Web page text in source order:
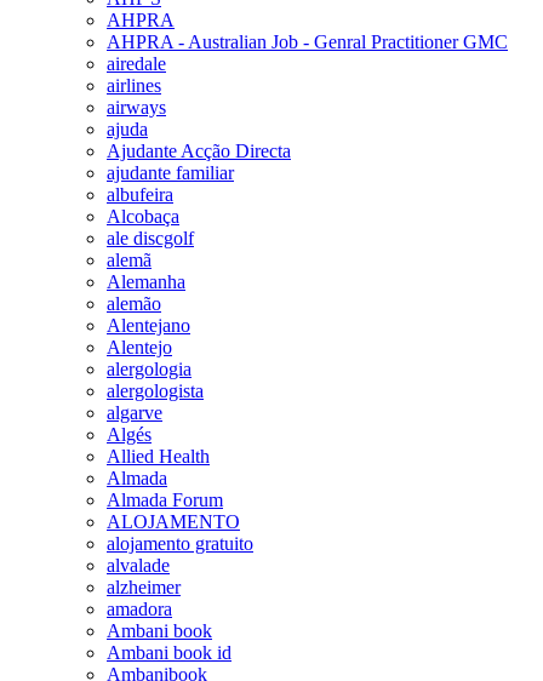
AHPRA
AHPRA - Australian Job - Genral Practitioner GMC
airedale
airlines
airways
ajuda
Ajudante Acção Directa
ajudante familiar
albufeira
Alcobaça
ale discgolf
alemã
Alemanha
alemão
Alentejano
Alentejo
alergologia
alergologista
algarve
Algés
Allied Health
Almada
Almada Forum
ALOJAMENTO
alojamento gratuito
alvalade
alzheimer
amadora
Ambani book
Ambani book id
Ambanibook